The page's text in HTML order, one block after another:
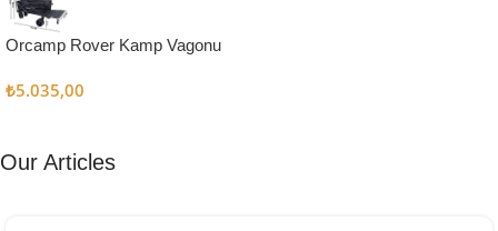
Keşfet
Orcamp Rover Kamp Vagonu
₺5.035,00
Our Articles